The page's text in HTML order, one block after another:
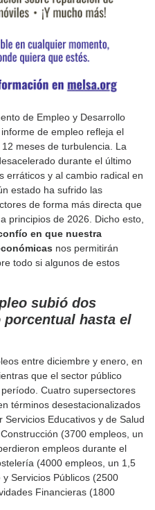
de Empleo y Desarrollo
de empleo refleja el
meses de turbulencia. La
durante el último
erráticos y al cambio radical en
estado ha sufrido las
de forma más directa que
principios de 2026. Dicho esto,
en que nuestra
nos permitirán
todo si algunos de estos
subió dos
hasta el
entre diciembre y enero, en
que el sector público
Cuatro supersectores
términos desestacionalizados
Educativos y de Salud
(3700 empleos, un
empleos durante el
(4000 empleos, un 1,5
Servicios Públicos (2500
Financieras (1800